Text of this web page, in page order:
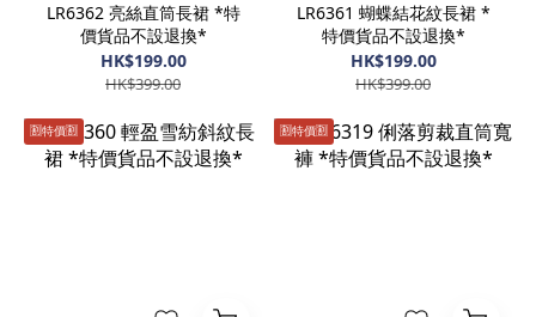
LR6362 亮絲直筒長裙 *特
價貨品不設退換*
HK$199.00
HK$399.00
LR6361 蝴蝶結花紋長裙 *
特價貨品不設退換*
HK$199.00
HK$399.00
🈹️特價🈹️ 🈹️特價🈹️